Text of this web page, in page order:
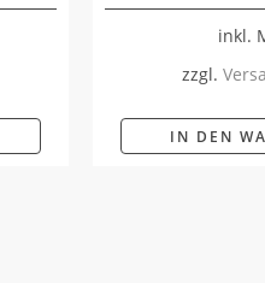
inkl.
zzgl.
IN DEN